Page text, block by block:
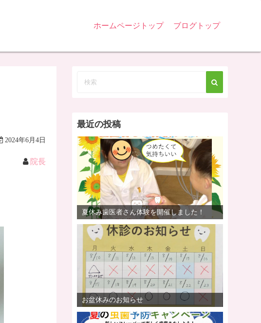
ホームページトップ ブログトップ
2024年6月4日
院長
最近の投稿
夏休み歯医者さん体験を開催しました！
お盆休みのお知らせ